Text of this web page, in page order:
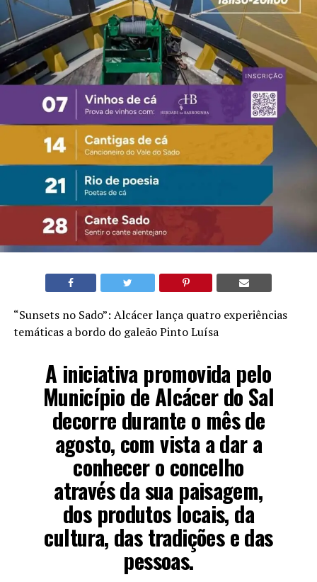
“Sunsets no Sado”: Alcácer lança quatro experiências
temáticas a bordo do galeão Pinto Luísa
A iniciativa promovida pelo
Município de Alcácer do Sal
decorre durante o mês de
agosto, com vista a dar a
conhecer o concelho
através da sua paisagem,
dos produtos locais, da
cultura, das tradições e das
pessoas.